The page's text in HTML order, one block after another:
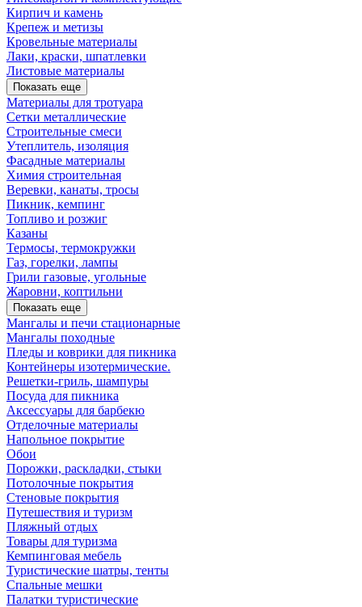
Кирпич и камень
Крепеж и метизы
Кровельные материалы
Лаки, краски, шпатлевки
Листовые материалы
Показать еще
Материалы для тротуара
Сетки металлические
Строительные смеси
Утеплитель, изоляция
Фасадные материалы
Химия строительная
Веревки, канаты, тросы
Пикник, кемпинг
Топливо и розжиг
Казаны
Термосы, термокружки
Газ, горелки, лампы
Грили газовые, угольные
Жаровни, коптильни
Показать еще
Мангалы и печи стационарные
Мангалы походные
Пледы и коврики для пикника
Контейнеры изотермические.
Решетки-гриль, шампуры
Посуда для пикника
Аксессуары для барбекю
Отделочные материалы
Напольное покрытие
Обои
Порожки, раскладки, стыки
Потолочные покрытия
Стеновые покрытия
Путешествия и туризм
Пляжный отдых
Товары для туризма
Кемпинговая мебель
Туристические шатры, тенты
Спальные мешки
Палатки туристические